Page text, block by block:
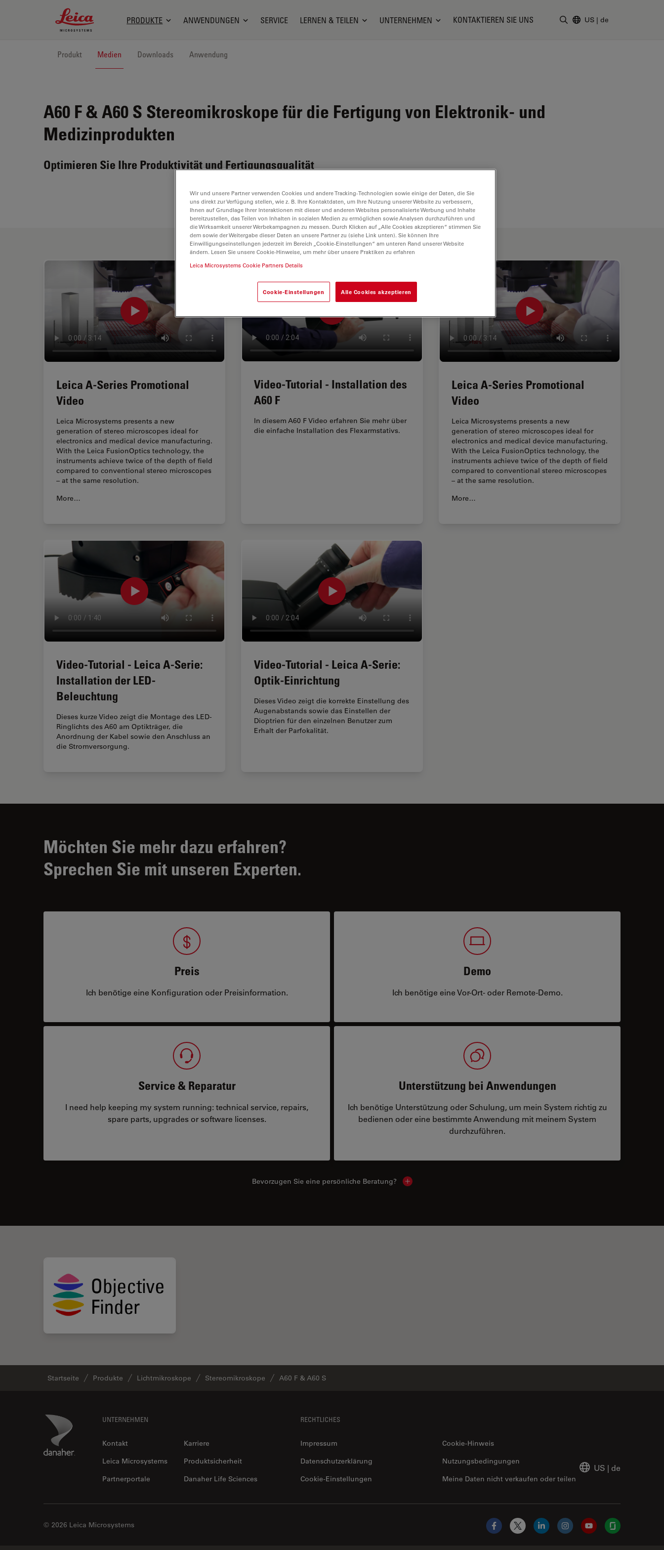
Leica Microsystems Logo
PRODUKTE ANWENDUNGEN SERVICE LERNEN & TEILEN UNTERNEHMEN KONTAKTIEREN SIE UNS US | de
Produkt Medien Downloads Anwendung
A60 F & A60 S Stereomikroskope für die Fertigung von Elektronik- und
Medizinprodukten
Optimieren Sie Ihre Produktivität und Fertigungsqualität
Leica A-Series Promotional
Video
Leica Microsystems presents a new
generation of stereo microscopes ideal for
electronics and medical device manufacturing.
With the Leica FusionOptics technology, the
instruments achieve twice of the depth of field
compared to conventional stereo microscopes
– at the same resolution.
More…
Video-Tutorial - Installation des
A60 F
In diesem A60 F Video erfahren Sie mehr über
die einfache Installation des Flexarmstativs.
Leica A-Series Promotional
Video
Leica Microsystems presents a new
generation of stereo microscopes ideal for
electronics and medical device manufacturing.
With the Leica FusionOptics technology, the
instruments achieve twice of the depth of field
compared to conventional stereo microscopes
– at the same resolution.
More…
Video-Tutorial - Leica A-Serie:
Installation der LED-
Beleuchtung
Dieses kurze Video zeigt die Montage des LED-
Ringlichts des A60 am Optikträger, die
Anordnung der Kabel sowie den Anschluss an
die Stromversorgung.
Video-Tutorial - Leica A-Serie:
Optik-Einrichtung
Dieses Video zeigt die korrekte Einstellung des
Augenabstands sowie das Einstellen der
Dioptrien für den einzelnen Benutzer zum
Erhalt der Parfokalität.
Möchten Sie mehr dazu erfahren?
Sprechen Sie mit unseren Experten.
Preis
Ich benötige eine Konfiguration oder Preisinformation.
Demo
Ich benötige eine Vor-Ort- oder Remote-Demo.
Service & Reparatur
I need help keeping my system running: technical service, repairs,
spare parts, upgrades or software licenses.
Unterstützung bei Anwendungen
Ich benötige Unterstützung oder Schulung, um mein System richtig zu
bedienen oder eine bestimmte Anwendung mit meinem System
durchzuführen.
Bevorzugen Sie eine persönliche Beratung? Show local contacts
Startseite Produkte Lichtmikroskope Stereomikroskope A60 F & A60 S
Danaher Logo UNTERNEHMEN
Kontakt
Karriere
Leica Microsystems
Produktsicherheit
Partnerportale
Danaher Life Sciences
RECHTLICHES
Impressum
Cookie-Hinweis
Datenschutzerklärung
Meine Daten nicht verkaufen oder teilen
Nutzungsbedingungen
Cookie-Einstellungen
US | de
© 2026 Leica Microsystems
Facebook
X LinkedInInstagramYouTubeGlassdoor
Wir und unsere Partner verwenden Cookies und andere Tracking-Technologien sowie einige der Daten, die Sie
uns direkt zur Verfügung stellen, wie z. B. Ihre Kontaktdaten, um Ihre Nutzung unserer Website zu verbessern,
Ihnen auf Grundlage Ihrer Interaktionen mit dieser und anderen Websites personalisierte Werbung und Inhalte
bereitzustellen, das Teilen von Inhalten in sozialen Medien zu ermöglichen sowie Analysen durchzuführen und
die Wirksamkeit unserer Werbekampagnen zu messen. Durch Klicken auf „Alle Cookies akzeptieren“ stimmen Sie
dem sowie der Weitergabe dieser Daten an unsere Partner zu (siehe Link unten). Sie können Ihre
Einwilligungseinstellungen jederzeit im Bereich „Cookie-Einstellungen“ am unteren Rand unserer Website
ändern. Lesen Sie unsere Cookie-Hinweise, um mehr über unsere Praktiken zu erfahren
Leica Microsystems Cookie Partners Details
Cookie-Einstellungen Alle Cookies akzeptieren